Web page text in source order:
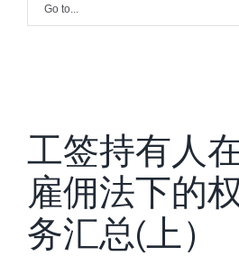
Go to...
工签持有人
雇佣法下的
务汇总(上）